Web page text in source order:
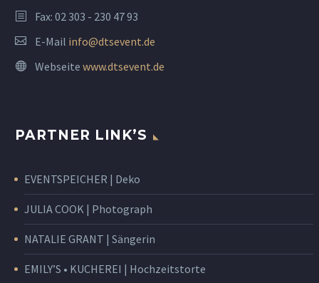
Fax: 02 303 - 230 47 93
E-Mail info@dtsevent.de
Webseite www.dtsevent.de
PARTNER LINK’S
EVENTSPEICHER | Deko
JULIA COOK | Photograph
NATALIE GRANT | Sängerin
EMILY’S • KUCHEREI | Hochzeitstorte